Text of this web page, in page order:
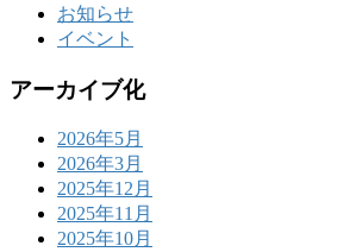
お知らせ
イベント
アーカイブ化
2026年5月
2026年3月
2025年12月
2025年11月
2025年10月